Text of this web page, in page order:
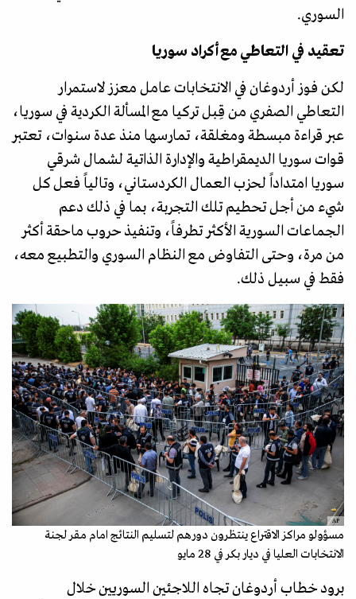
السوري.
تعقيد في التعاطي مع أكراد سوريا
لكن فوز أردوغان في الانتخابات عامل معزز لاستمرار
التعاطي الصفري من قِبل تركيا مع المسألة الكردية في سوريا،
عبر قراءة مبسطة ومغلقة، تمارسها منذ عدة سنوات، تعتبر
قوات سوريا الديمقراطية والإدارة الذاتية لشمال شرقي
سوريا امتداداً لحزب العمال الكردستاني، وتالياً فعل كل
شيء من أجل تحطيم تلك التجربة، بما في ذلك دعم
الجماعات السورية الأكثر تطرفاً، وتنفيذ حروب ماحقة أكثر
من مرة، وحتى التفاوض مع النظام السوري والتطبيع معه،
فقط في سبيل ذلك.
AP
مسؤولو مراكز الاقتراع ينتظرون دورهم لتسليم النتائج امام مقر لجنة
الانتخابات العليا في ديار بكر في 28 مايو
برود خطاب أردوغان تجاه اللاجئين السوريين خلال